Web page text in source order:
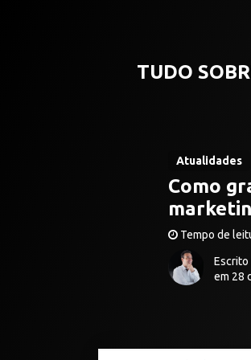
TUDO
Atualidades
Como
Tempo de
Escrito
em 28